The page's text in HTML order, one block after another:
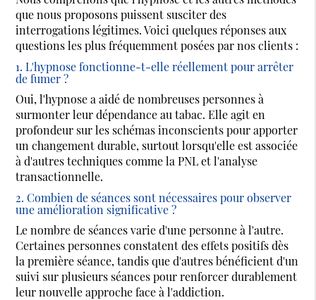
que nous proposons puissent susciter des
interrogations légitimes. Voici quelques réponses aux
questions les plus fréquemment posées par nos clients :
1. L'hypnose fonctionne-t-elle réellement pour arrêter
de fumer ?
Oui, l'hypnose a aidé de nombreuses personnes à
surmonter leur dépendance au tabac. Elle agit en
profondeur sur les schémas inconscients pour apporter
un changement durable, surtout lorsqu'elle est associée
à d'autres techniques comme la PNL et l'analyse
transactionnelle.
2. Combien de séances sont nécessaires pour observer
une amélioration significative ?
Le nombre de séances varie d'une personne à l'autre.
Certaines personnes constatent des effets positifs dès
la première séance, tandis que d'autres bénéficient d'un
suivi sur plusieurs séances pour renforcer durablement
leur nouvelle approche face à l'addiction.